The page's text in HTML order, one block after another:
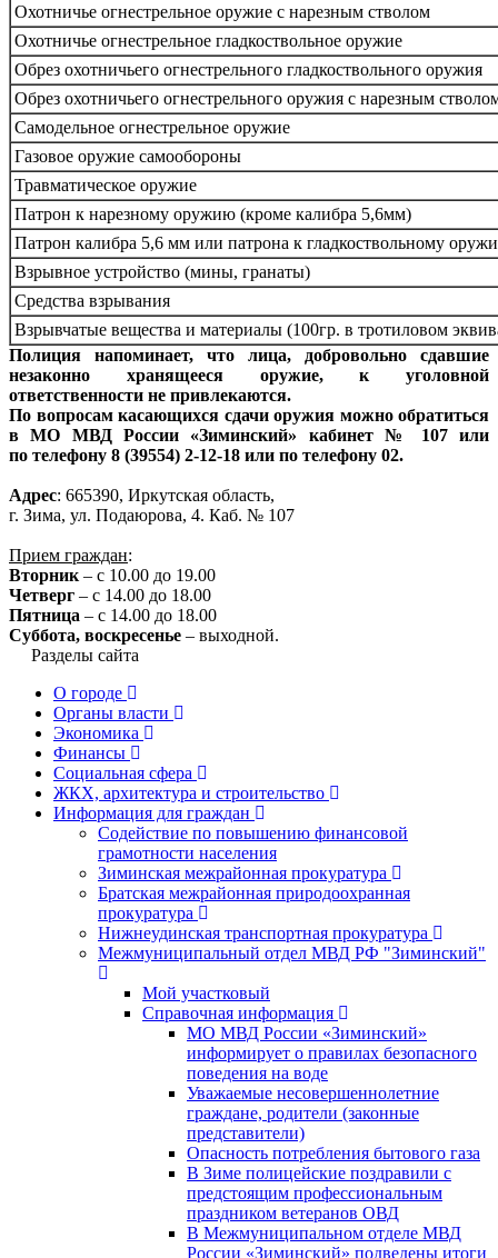
Охотничье огнестрельное оружие с нарезным стволом
Охотничье огнестрельное гладкоствольное оружие
Обрез охотничьего огнестрельного гладкоствольного оружия
Обрез охотничьего огнестрельного оружия с нарезным
Самодельное огнестрельное оружие
Газовое оружие самообороны
Травматическое оружие
Патрон к нарезному оружию (кроме калибра 5,6мм)
Патрон калибра 5,6 мм или патрона к гладкоствольному
Взрывное устройство (мины, гранаты)
Средства взрывания
Взрывчатые вещества и материалы (100гр. в тротиловом
Полиция напоминает, что лица, добровольно сдавшие
незаконно хранящееся оружие, к уголовной
ответственности не привлекаются.
По вопросам касающихся сдачи оружия можно обратиться
в МО МВД России «Зиминский» кабинет № 107 или
по телефону 8 (39554) 2-12-18 или по телефону 02.
Адрес: 665390, Иркутская область,
г. Зима, ул. Подаюрова, 4. Каб. № 107
Прием граждан:
Вторник – с 10.00 до 19.00
Четверг – с 14.00 до 18.00
Пятница – с 14.00 до 18.00
Суббота, воскресенье – выходной.
Разделы сайта
О городе
Органы власти
Экономика
Финансы
Социальная сфера
ЖКХ, архитектура и строительство
Информация для граждан
Содействие по повышению финансовой
грамотности населения
Зиминская межрайонная прокуратура
Братская межрайонная природоохранная
прокуратура
Нижнеудинская транспортная прокуратура
Межмуниципальный отдел МВД РФ "Зиминский"
Мой участковый
Справочная информация
МО МВД России «Зиминский»
информирует о правилах безопасного
поведения на воде
Уважаемые несовершеннолетние
граждане, родители (законные
представители)
Опасность потребления бытового газа
В Зиме полицейские поздравили с
предстоящим профессиональным
праздником ветеранов ОВД
В Межмуниципальном отделе МВД
России «Зиминский» подведены итоги